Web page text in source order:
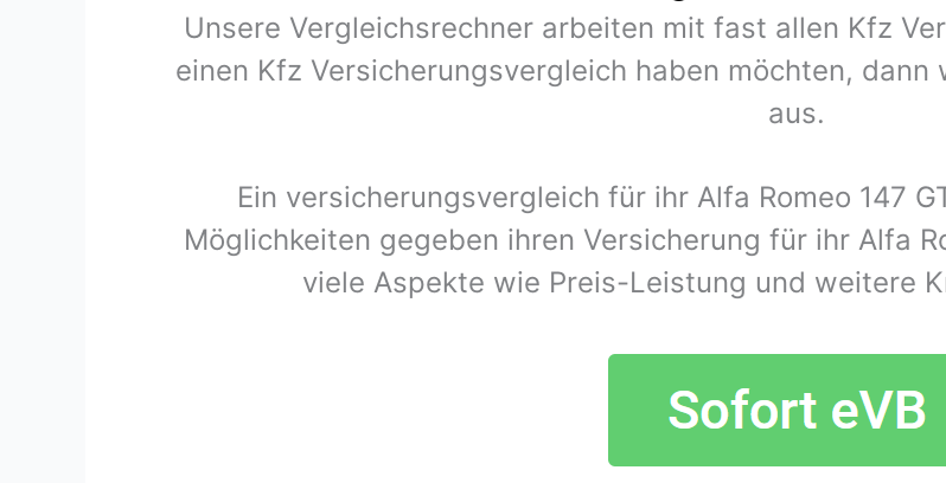
Unsere Vergleichsrechner arbeiten mit fast allen Kfz
einen Kfz Versicherungsvergleich haben möchten, dann
aus.
Ein versicherungsvergleich für ihr Alfa Romeo 147
Möglichkeiten gegeben ihren Versicherung für ihr Alfa
viele Aspekte wie Preis-Leistung und weitere